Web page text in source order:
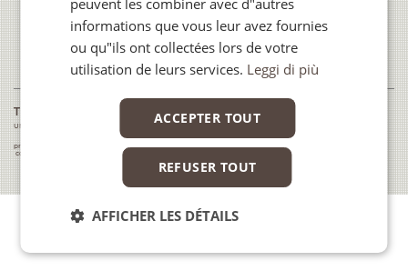
Envoyez Votre cv
Postes Vacants
TECHNITAL S.p.A.
UNI EN ISO 9001:2015 | UNI EN ISO 14001:2015 | UNI EN ISO 45001:2018 | SA 8000:2014 | UNI/PDR 125:2022
privacy policy
cookie policy
peuvent les combiner avec d"autres
informations que vous leur avez fournies
ou qu"ils ont collectées lors de votre
utilisation de leurs services. Leggi di più
ACCEPTER TOUT
REFUSER TOUT
AFFICHER LES DÉTAILS